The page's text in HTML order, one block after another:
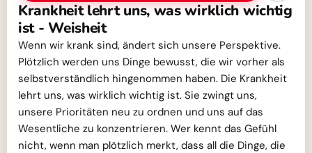
Krankheit lehrt uns, was wirklich wichtig
ist - Weisheit
Wenn wir krank sind, ändert sich unsere Perspektive.
Plötzlich werden uns Dinge bewusst, die wir vorher als
selbstverständlich hingenommen haben. Die Krankheit
lehrt uns, was wirklich wichtig ist. Sie zwingt uns,
unsere Prioritäten neu zu ordnen und uns auf das
Wesentliche zu konzentrieren. Wer kennt das Gefühl
nicht, wenn man plötzlich merkt, dass all die Dinge, die